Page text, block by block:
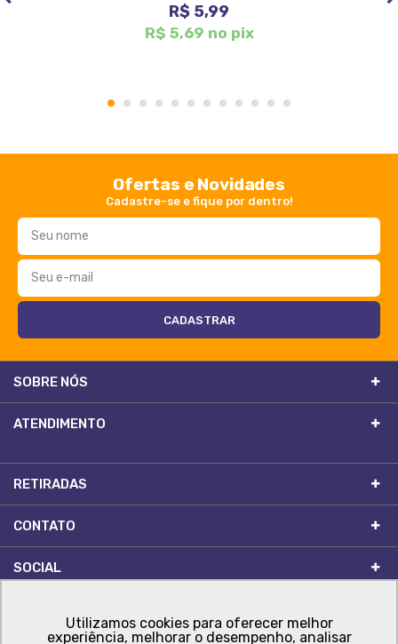
R$ 5,99
R$ 5,69 no pix
1 2 3 4 5 6 7 8 9 10 11 12
Ofertas e Novidades
Cadastre-se e fique por dentro!
SOBRE NÓS
ATENDIMENTO
RETIRADAS
CONTATO
SOCIAL
Utilizamos cookies para oferecer melhor
experiência, melhorar o desempenho, analisar